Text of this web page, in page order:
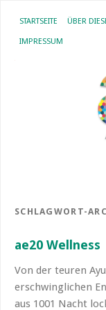
STARTSEITE ÜBER
IMPRESSUM
SCHLAGWORT-
ae20 Wellness
Von der teuren
erschwinglichen
aus 1001 Nacht